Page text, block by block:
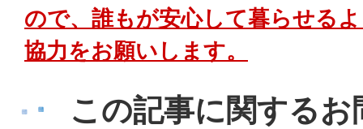
ので、誰もが安心して暮らせる
協力をお願いします。
この記事に関する